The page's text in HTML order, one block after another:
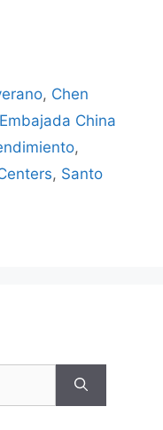
, Chen
Embajada China
,
, Santo